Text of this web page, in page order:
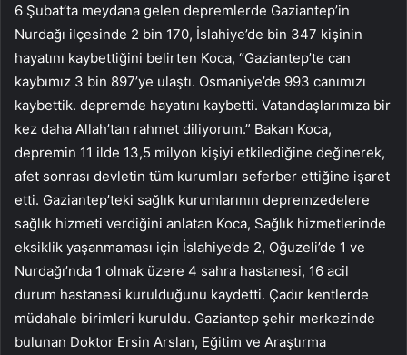
6 Şubat’ta meydana gelen depremlerde Gaziantep’in
Nurdağı ilçesinde 2 bin 170, İslahiye’de bin 347 kişinin
hayatını kaybettiğini belirten Koca, “Gaziantep’te can
kaybımız 3 bin 897’ye ulaştı. Osmaniye’de 993 canımızı
kaybettik. depremde hayatını kaybetti. Vatandaşlarımıza bir
kez daha Allah’tan rahmet diliyorum.” Bakan Koca,
depremin 11 ilde 13,5 milyon kişiyi etkilediğine değinerek,
afet sonrası devletin tüm kurumları seferber ettiğine işaret
etti. Gaziantep’teki sağlık kurumlarının depremzedelere
sağlık hizmeti verdiğini anlatan Koca, Sağlık hizmetlerinde
eksiklik yaşanmaması için İslahiye’de 2, Oğuzeli’de 1 ve
Nurdağı’nda 1 olmak üzere 4 sahra hastanesi, 16 acil
durum hastanesi kurulduğunu kaydetti. Çadır kentlerde
müdahale birimleri kuruldu. Gaziantep şehir merkezinde
bulunan Doktor Ersin Arslan, Eğitim ve Araştırma